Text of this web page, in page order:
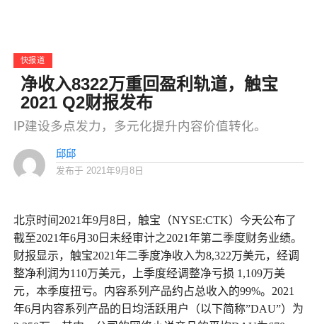
快报道
净收入8322万重回盈利轨道，触宝
2021 Q2财报发布
IP建设多点发力，多元化提升内容价值转化。
邱邱
发布于 2021年9月8日
北京时间2021年9月8日，触宝（NYSE:CTK）今天公布了
截至2021年6月30日未经审计之2021年第二季度财务业绩。
财报显示，触宝2021年二季度净收入为8,322万美元，经调
整净利润为110万美元，上季度经调整净亏损 1,109万美
元，本季度扭亏。内容系列产品约占总收入的99%。2021
年6月内容系列产品的日均活跃用户（以下简称”DAU”）为